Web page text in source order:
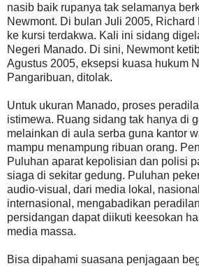
nasib baik rupanya tak selamanya
Newmont. Di bulan Juli 2005,
ke kursi terdakwa. Kali ini sidang
Negeri Manado. Di sini, Newmont
Agustus 2005, eksepsi kuasa hukum
Pangaribuan, ditolak.
Untuk ukuran Manado, proses
istimewa. Ruang sidang tak hanya di
melainkan di aula serba guna kantor
mampu menampung ribuan orang.
Puluhan aparat kepolisian dan polisi
siaga di sekitar gedung. Puluhan
audio-visual, dari media lokal,
internasional, mengabadikan
persidangan dapat diikuti keesokan
media massa.
Bisa dipahami suasana penjagaan